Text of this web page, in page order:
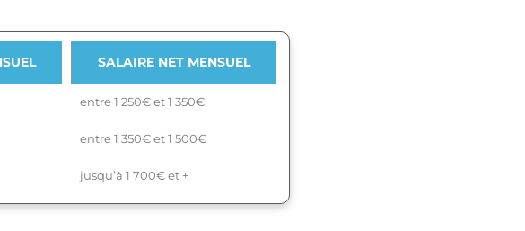
SALAIRE NET MENSUEL
entre 1 250€ et 1 350€
entre 1 350€ et 1 500€
jusqu’à 1 700€ et +